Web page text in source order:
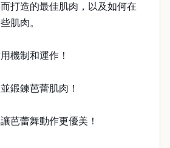
而打造的最佳肌肉，以及如何在
肌肉。
機制和運作！
鍛鍊芭蕾肌肉！
芭蕾舞動作更優美！